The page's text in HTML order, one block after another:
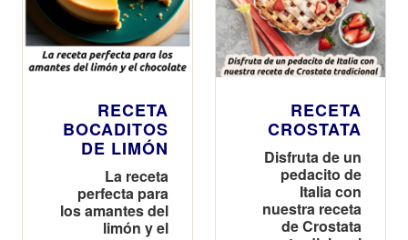
RECETA
BOCADITOS
DE LIMÓN
La receta
perfecta para
los amantes del
limón y el
RECETA
CROSTATA
Disfruta de un
pedacito de
Italia con
nuestra receta
de Crostata